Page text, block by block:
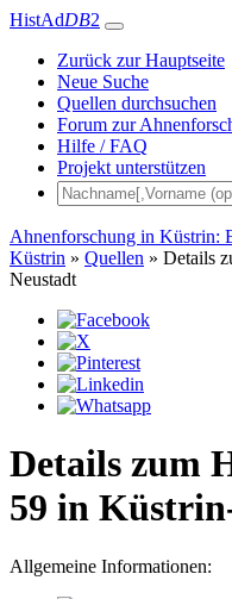
HistAdDB2
Zurück zur Hauptseite
Neue Suche
Quellen durchsuchen
Forum zur
Hilfe / FAQ
Projekt unterstützen
Ahnenforschung in Küstrin:
Küstrin » Quellen » Details
Neustadt
Details zum
59 in
Allgemeine Informationen: